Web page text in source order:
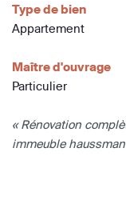
Type de bien
Appartement
Maître d'ouvrage
Particulier
« Rénovation
immeuble